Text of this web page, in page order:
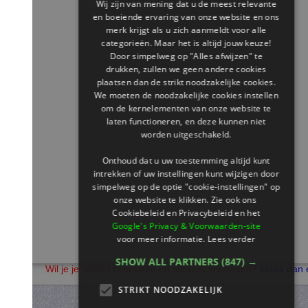
Wil je je scores bijhouden en stickers verdienen? Maak dan een
Wij zijn van mening dat u de meest relevante
en boeiende ervaring van onze website en ons
merk krijgt als u zich aanmeldt voor alle
categorieën. Maar het is altijd jouw keuze!
Door simpelweg op "Alles afwijzen" te
drukken, zullen we geen andere cookies
plaatsen dan de strikt noodzakelijke cookies.
We moeten de noodzakelijke cookies instellen
om de kernelementen van onze website te
laten functioneren, en deze kunnen niet
worden uitgeschakeld.
Onthoud dat u uw toestemming altijd kunt
intrekken of uw instellingen kunt wijzigen door
simpelweg op de optie "cookie-instellingen" op
onze website te klikken. Zie ook ons ​​
Cookiebeleid en Privacybeleid en het
Google's Privacy & Voorwaarden-site
voor meer informatie.Lees verder
SHOW ALL PARTNERS(847) →
STRIKT NOODZAKELIJK